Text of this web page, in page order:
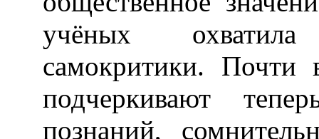
учёных
самокритики. Почти
подчеркивают
познаний,